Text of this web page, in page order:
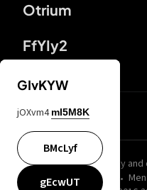
Otrium
FfYIy2
wZQPfd Privacy
nLC6tu
GIvKYW
jOXvm4 mI5M8K
BMcLyf
gEcwUT